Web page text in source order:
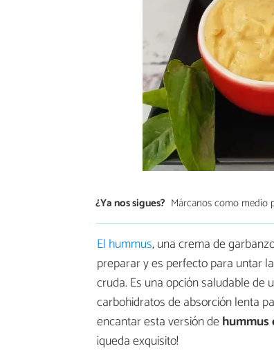
¿Ya nos sigues? Márcanos como medio
El hummus, una crema de
preparar y es perfecto para untar
cruda. Es una opción saludable
carbohidratos de absorción lenta
encantar esta versión dehummus
¡queda exquisito!